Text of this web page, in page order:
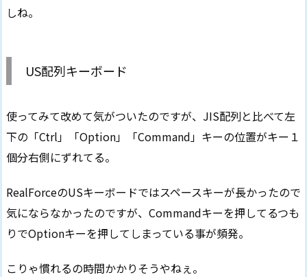
しね。
US配列キーボード
使ってみて改めて気がついたのですが、JIS配列と比べて左
下の「Ctrl」「Option」「Command」キーの位置がキー１
個分右側にずれてる。
RealForceのUSキーボードではスペースキーが長かったので
気にならなかったのですが、Commandキーを押してるつも
りでOptionキーを押してしまっている事が頻発。
こりゃ慣れるの時間かかりそうやねぇ。